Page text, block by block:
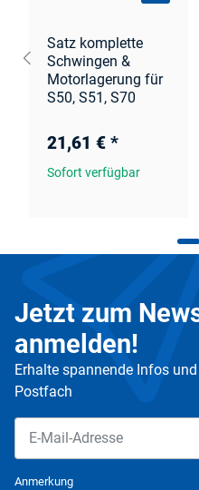
Satz komplette
Schwingen &
Motorlagerung für
S50, S51, S70
21,61 € *
Sofort verfügbar
Jetzt zum
anmelden!
Erhalte spannende Infos
Postfach
Anmerkung